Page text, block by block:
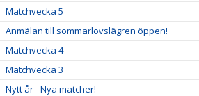
Matchvecka 5
Anmälan till sommarlovslägren öppen!
Matchvecka 4
Matchvecka 3
Nytt år - Nya matcher!